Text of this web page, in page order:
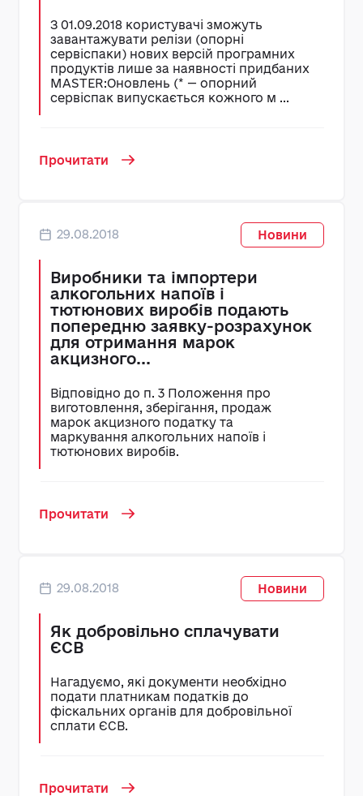
З 01.09.2018 користувачі зможуть
завантажувати релізи (опорні
сервіспаки) нових версій програмних
продуктів лише за наявності придбаних
MASTER:Оновлень (* — опорний
сервіспак випускається кожного м ...
Прочитати
29.08.2018 Новини
Виробники та імпортери
алкогольних напоїв і
тютюнових виробів подають
попередню заявку-розрахунок
для отримання марок
акцизного...
Відповідно до п. 3 Положення про
виготовлення, зберігання, продаж
марок акцизного податку та
маркування алкогольних напоїв і
тютюнових виробів.
Прочитати
29.08.2018 Новини
Як добровільно сплачувати
ЄСВ
Нагадуємо, які документи необхідно
подати платникам податків до
фіскальних органів для добровільної
сплати ЄСВ.
Прочитати